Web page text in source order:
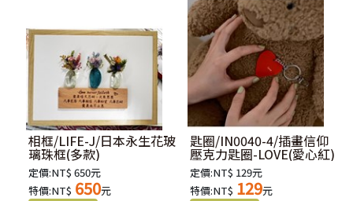
相框/LIFE-J/日本永生花玻
璃珠框(多款)
定價:NT$ 650元
特價:NT$ 650元
匙圈/IN0040-4/插畫信仰
壓克力匙圈-LOVE(愛心紅)
定價:NT$ 129元
特價:NT$ 129元